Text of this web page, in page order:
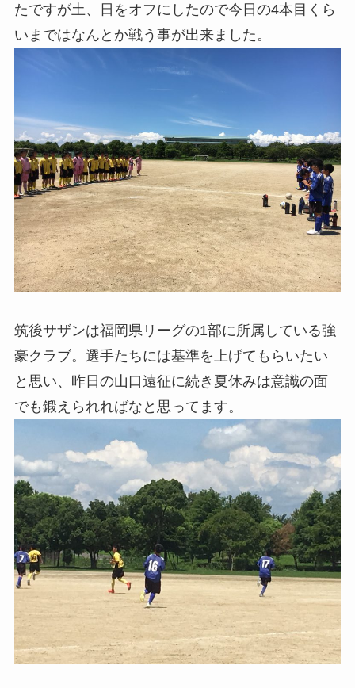
たですが土、日をオフにしたので今日の4本目くら
いまではなんとか戦う事が出来ました。
筑後サザンは福岡県リーグの1部に所属している強
豪クラブ。選手たちには基準を上げてもらいたい
と思い、昨日の山口遠征に続き夏休みは意識の面
でも鍛えられればなと思ってます。